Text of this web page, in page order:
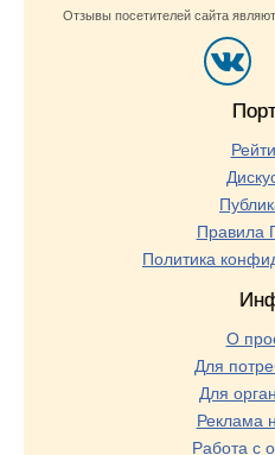
Отзывы посетителей сайта
Правила
Политика
О
Для
Для
Реклама
Работа с